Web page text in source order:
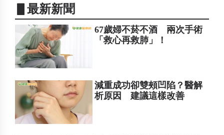
▋最新新聞
67歲婦不菸不酒 兩次手術
「救心再救肺」！
減重成功卻雙頰凹陷？醫解
析原因 建議這樣改善